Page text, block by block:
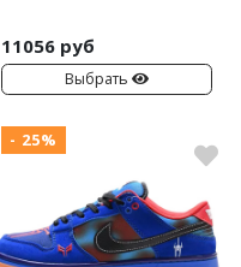
11056 руб
Выбрать
- 25%